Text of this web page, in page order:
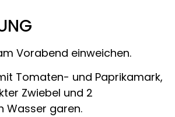
Vorabend einweichen.
Tomaten- und Paprikamark,
Zwiebel und 2
Wasser garen.